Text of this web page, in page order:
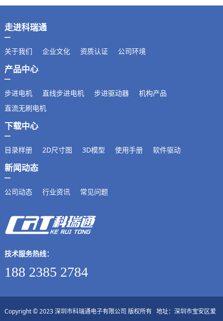
轴径
出轴方式
马达长度mm
5.6
走进科瑞通
关于我们 企业文化 资质认证 公司环境
产品中心
步进电机 直线步进电机 步进驱动器
机构产品
直流无刷电机
下载中心
目录样册 2D尺寸图 3D模型 使用手册 软件驱动
新闻动态
公司动态 行业资讯 常见问题
技术服务热线：
188 2385 2784
Copyright © 2023 深圳市科瑞通电子有限公司 版权所有 地址：深圳市宝安区爱